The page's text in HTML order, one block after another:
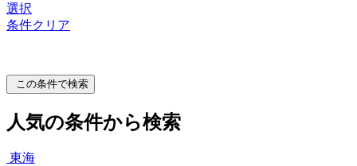
選択
条件クリア
この条件で検索
人気の条件から検索
東海